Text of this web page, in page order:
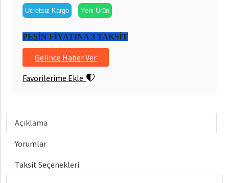
Ücretsiz Kargo Yeni Ürün
PEŞİN FİYATINA 3 TAKSİT
Gelince Haber Ver
Favorilerime Ekle
Açıklama
Yorumlar
Taksit Seçenekleri